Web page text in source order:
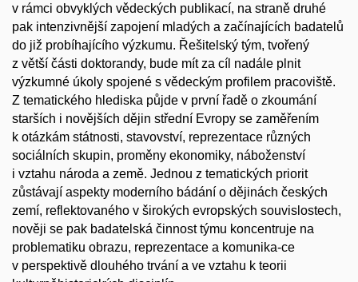
v rámci obvyklých vědeckých publikací, na straně druhé
pak intenzivnější zapojení mladých a začínajících badatelů
do již probíhajícího výzkumu. Řešitelský tým, tvořený
z větší části doktorandy, bude mít za cíl nadále plnit
výzkumné úkoly spojené s vědeckým profilem pracoviště.
Z tematického hlediska půjde v první řadě o zkoumání
starších i novějších dějin střední Evropy se zaměřením
k otázkám státnosti, stavovství, reprezentace různých
sociálních skupin, proměny ekonomiky, náboženství
i vztahu národa a země. Jednou z tematických priorit
zůstávají aspekty moderního bádání o dějinách českých
zemí, reflektovaného v širokých evropských souvislostech,
nověji se pak badatelská činnost týmu koncentruje na
problematiku obrazu, reprezentace a komunika-ce
v perspektivě dlouhého trvání a ve vztahu k teorii